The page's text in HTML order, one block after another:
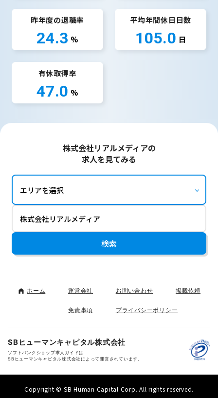
昨年度の退職率
24.3 %
平均年間休日日数
105.0 日
有休取得率
47.0 %
株式会社リアルメディアの
求人を見てみる
ホーム 運営会社 お問い合わせ 掲載依頼
免責事項 プライバシーポリシー
SBヒューマンキャピタル株式会社
ソフトバンクショップ求人ガイドは
SBヒューマンキャピタル株式会社によって運営されています。
Copyright © SB Human Capital Corp. All rights reserved.